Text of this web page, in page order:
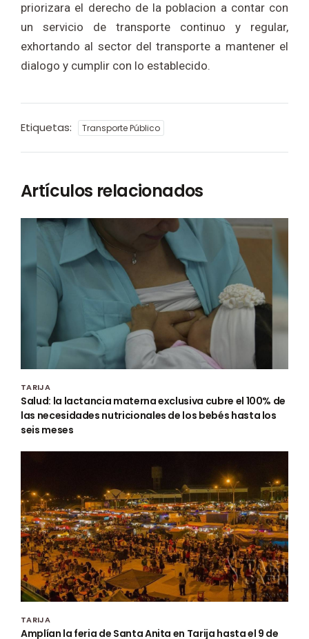
priorizara el derecho de la poblacion a contar con
un servicio de transporte continuo y regular,
exhortando al sector del transporte a mantener el
dialogo y cumplir con lo establecido.
Etiquetas: Transporte Público
Artículos relacionados
TARIJA
Salud: la lactancia materna exclusiva cubre el 100% de
las necesidades nutricionales de los bebés hasta los
seis meses
TARIJA
Amplían la feria de Santa Anita en Tarija hasta el 9 de